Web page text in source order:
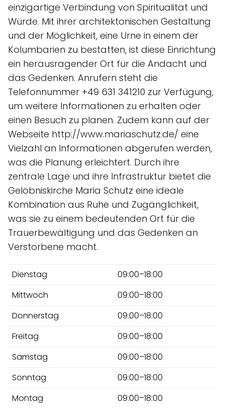
einzigartige Verbindung von Spiritualität und
Würde. Mit ihrer architektonischen Gestaltung
und der Möglichkeit, eine Urne in einem der
Kolumbarien zu bestatten, ist diese Einrichtung
ein herausragender Ort für die Andacht und
das Gedenken. Anrufern steht die
Telefonnummer +49 631 341210 zur Verfügung,
um weitere Informationen zu erhalten oder
einen Besuch zu planen. Zudem kann auf der
Webseite http://www.mariaschutz.de/ eine
Vielzahl an Informationen abgerufen werden,
was die Planung erleichtert. Durch ihre
zentrale Lage und ihre Infrastruktur bietet die
Gelöbniskirche Maria Schutz eine ideale
Kombination aus Ruhe und Zugänglichkeit,
was sie zu einem bedeutenden Ort für die
Trauerbewältigung und das Gedenken an
Verstorbene macht.
Dienstag
09:00–18:00
Mittwoch
09:00–18:00
Donnerstag
09:00–18:00
Freitag
09:00–18:00
Samstag
09:00–18:00
Sonntag
09:00–18:00
Montag
09:00–18:00